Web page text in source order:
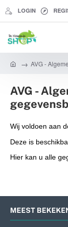
LOGIN
m
AVG -
AVG -
Wij voldoen aan
Deze is
Hier kan u alle
MEEST